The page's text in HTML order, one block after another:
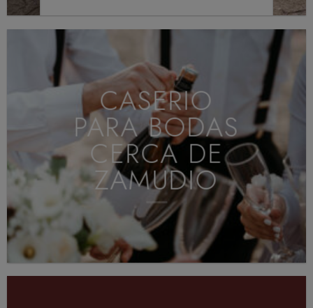
BROWSE
CASERIO
PARA BODAS
CERCA DE
ZAMUDIO